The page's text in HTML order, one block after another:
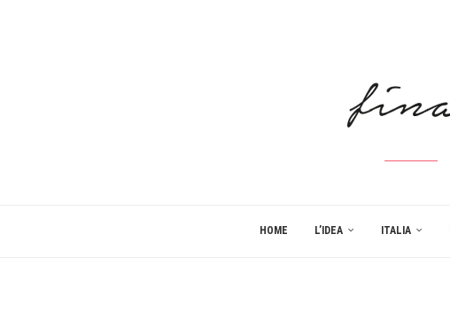
HOME L’IDEA ITALIA